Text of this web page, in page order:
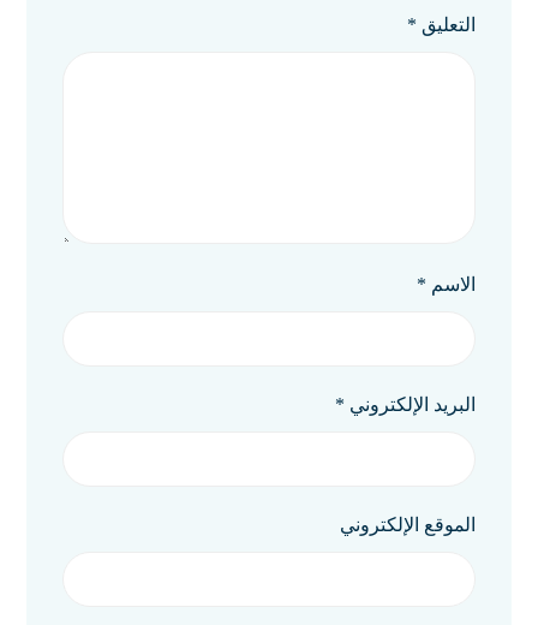
التعليق *
الاسم *
البريد الإلكتروني *
الموقع الإلكتروني